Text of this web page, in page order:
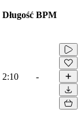
Długość BPM
2:10 -